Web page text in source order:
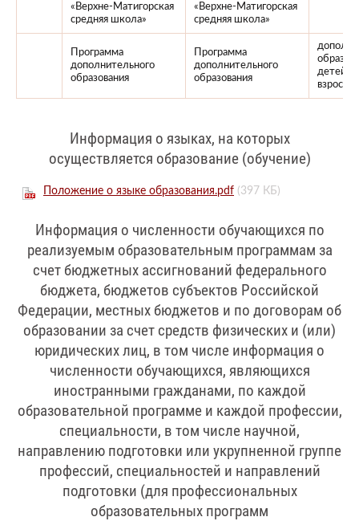
«Верхне-Матигорская
средняя школа»
«Верхне-Матигорская
средняя школа»
Программа
дополнительного
образования
Программа
дополнительного
образования
детей и
Информация о языках, на которых
осуществляется образование (обучение)
Положение о языке образования.pdf (397 КБ)
Информация о численности обучающихся по
реализуемым образовательным программам за
счет бюджетных ассигнований федерального
бюджета, бюджетов субъектов Российской
Федерации, местных бюджетов и по договорам об
образовании за счет средств физических и (или)
юридических лиц, в том числе информация о
численности обучающихся, являющихся
иностранными гражданами, по каждой
образовательной программе и каждой профессии,
специальности, в том числе научной,
направлению подготовки или укрупненной группе
профессий, специальностей и направлений
подготовки (для профессиональных
образовательных программ